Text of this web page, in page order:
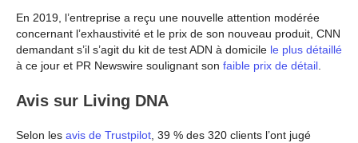
En 2019, l’entreprise a reçu une nouvelle attention modérée
concernant l’exhaustivité et le prix de son nouveau produit, CNN
demandant s’il s’agit du kit de test ADN à domicile le plus détaillé
à ce jour et PR Newswire soulignant son faible prix de détail
Avis sur Living DNA
Selon les avis de Trustpilot, 39 % des 320 clients l’ont jugé